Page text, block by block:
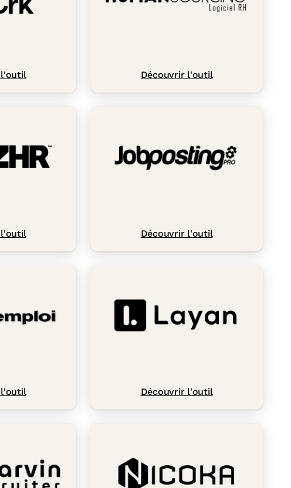
l'outil Découvrir l'outil
l'outil Découvrir l'outil
l'outil Découvrir l'outil